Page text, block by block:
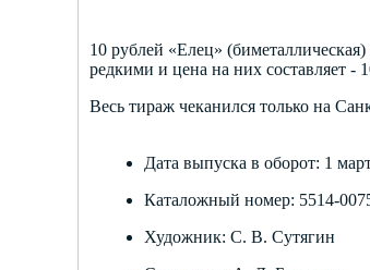
10 рублей «Елец»
редкими и цена на них составляет -
Весь тираж чеканился только на
Дата выпуска в оборот: 1
Каталожный номер: 5514-
Художник: С. В. Сутягин